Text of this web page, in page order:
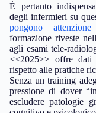
È pertanto
degli infermieri su
pongono attenzione
formazione riveste
agli esami tele-
<<2025>> offre dati
rispetto alle pratiche
Senza un training
pressione di dover
escludere patologie